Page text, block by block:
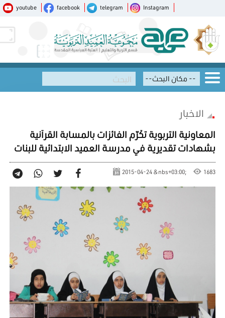
youtube facebook telegram Instagram
الاخبار
المعاونية التربوية تكَرّم الفائزات بالمسابة القرآنية
بشهادات تقديرية في مدرسة العميد الابتدائية للبنات
2015-04-24 &nbs+03:00; 1683